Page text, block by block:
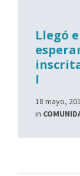
Llegó
l
18 mayo,
in